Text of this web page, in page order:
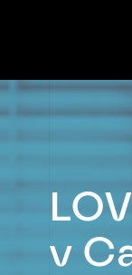
v